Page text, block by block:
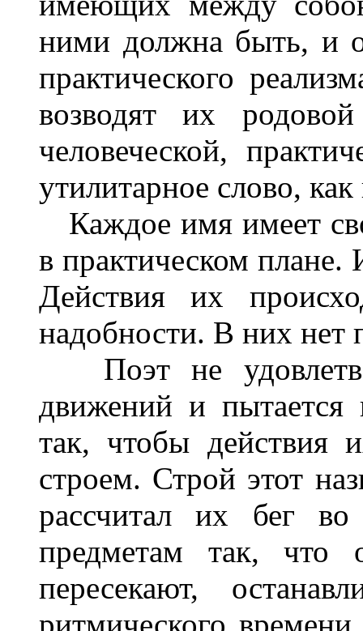
ними должна быть, и
практического
возводят их
человеческой,
утилитарное слово,
Каждое имя имеет
в практическом плане.
Действия их
надобности. В них нет
Поэт не
движений и пытается
так, чтобы действия
строем. Строй этот
рассчитал их бег во
предметам так, что
пересекают,
ритмического